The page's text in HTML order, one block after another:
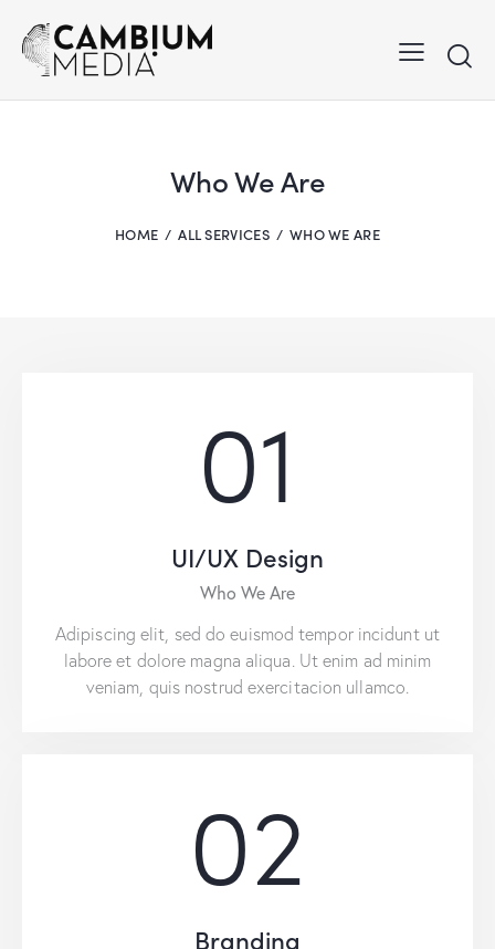
Who We Are
HOME ALL SERVICES WHO WE ARE
01
UI/UX Design
Who We Are
Adipiscing elit, sed do euismod tempor incidunt ut
labore et dolore magna aliqua. Ut enim ad minim
veniam, quis nostrud exercitacion ullamco.
02
Branding